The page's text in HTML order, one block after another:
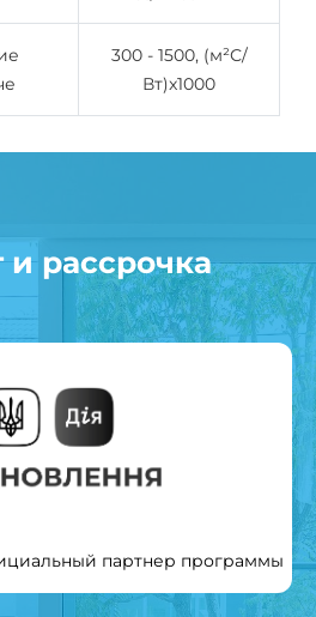
300 - 1500, (м²С/
Вт)x1000
и рассрочка
партнер программы